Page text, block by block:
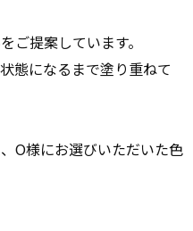
ご提案しています。
態になるまで塗り重ねて
O様にお選びいただいた色